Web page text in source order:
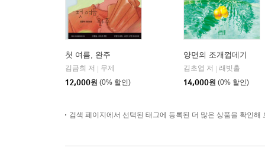
첫 여름, 완주
김금희 저 | 무제
12,000원 (0% 할인)
양면의 조개껍데기
김초엽 저 | 래빗홀
14,000원 (0% 할인)
검색 페이지에서 선택된 태그에 등록된 더 많은 상품을 확인해